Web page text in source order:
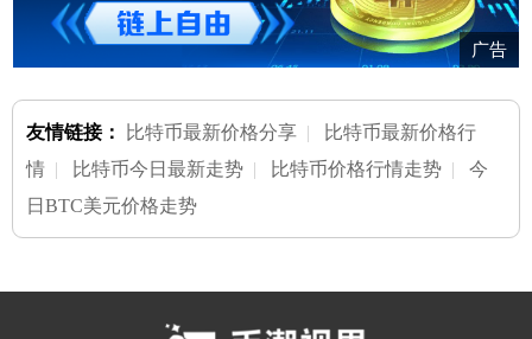
广告
友情链接： 比特币最新价格分享 | 比特币最新价格行
情 | 比特币今日最新走势 | 比特币价格行情走势 |今
日BTC美元价格走势